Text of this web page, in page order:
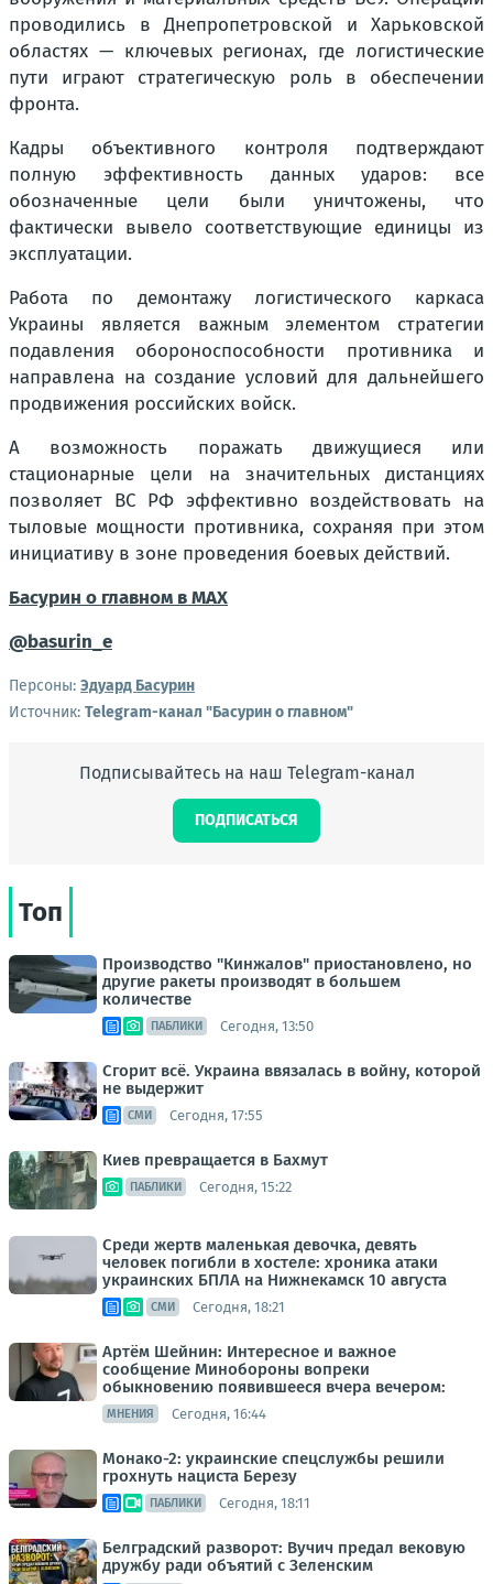
проводились в Днепропетровской и Харьковской
областях — ключевых регионах, где логистические
пути играют стратегическую роль в обеспечении
фронта.
Кадры объективного контроля подтверждают
полную эффективность данных ударов: все
обозначенные цели были уничтожены, что
фактически вывело соответствующие единицы из
эксплуатации.
Работа по демонтажу логистического каркаса
Украины является важным элементом стратегии
подавления обороноспособности противника и
направлена на создание условий для дальнейшего
продвижения российских войск.
А возможность поражать движущиеся или
стационарные цели на значительных дистанциях
позволяет ВС РФ эффективно воздействовать на
тыловые мощности противника, сохраняя при этом
инициативу в зоне проведения боевых действий.
Басурин о главном вМАX
@basurin_e
Персоны: Эдуард Басурин
Источник: Telegram-канал "Басурин о главном"
Подписывайтесь на наш Telegram-канал
ПОДПИСАТЬСЯ
Топ
Производство "Кинжалов" приостановлено, но
другие ракеты производят в большем
количестве
ПАБЛИКИ Сегодня, 13:50
Сгорит всё. Украина ввязалась в войну, которой
не выдержит
СМИ Сегодня, 17:55
Киев превращается в Бахмут
ПАБЛИКИ Сегодня, 15:22
Среди жертв маленькая девочка, девять
человек погибли в хостеле: хроника атаки
украинских БПЛА на Нижнекамск 10 августа
СМИ Сегодня, 18:21
Артём Шейнин: Интересное и важное
сообщение Минобороны вопреки
обыкновению появившееся вчера вечером:
МНЕНИЯ Сегодня, 16:44
Монако-2: украинские спецслужбы решили
грохнуть нациста Березу
ПАБЛИКИ Сегодня, 18:11
Белградский разворот: Вучич предал вековую
дружбу ради объятий с Зеленским